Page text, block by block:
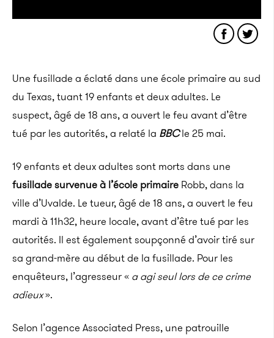
Une fusillade a éclaté dans une école primaire au sud
du Texas, tuant 19 enfants et deux adultes. Le
suspect, âgé de 18 ans, a ouvert le feu avant d’être
tué par les autorités, a relaté la BBCle 25 mai.
19 enfants et deux adultes sont morts dans une
fusillade survenue à l’école primaire Robb, dans la
ville d’Uvalde. Le tueur, âgé de 18 ans, a ouvert le feu
mardi à 11h32, heure locale, avant d’être tué par les
autorités. Il est également soupçonné d’avoir tiré sur
sa grand-mère au début de la fusillade. Pour les
enquêteurs, l’agresseur « a agi seul lors de ce crime
adieux».
Selon l’agence Associated Press, une patrouille